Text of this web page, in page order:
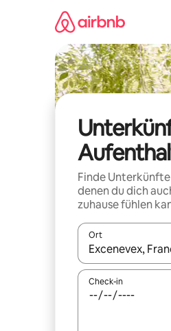
Finde
denen du dich
zuhause fühlen
Ort
Wenn Ergebnisse
Check-in